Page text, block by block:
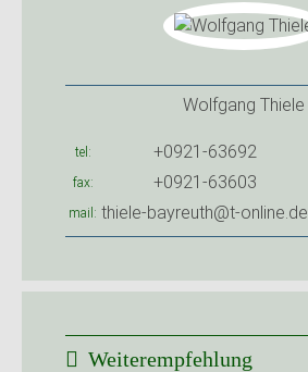
Wolfgang Thiele
tel +0921-63692
fax +0921-63603
mail thiele-bayreuth@t-online.de
Weiterempfehlung